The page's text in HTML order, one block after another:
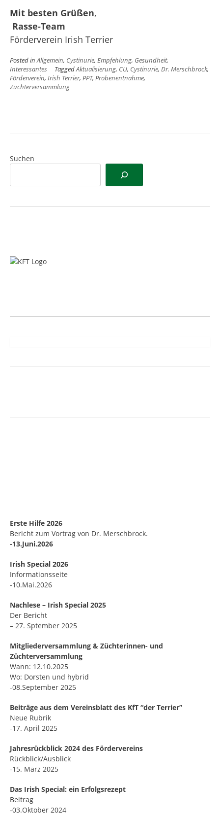
Mit besten Grüßen,
Rasse-Team
Förderverein Irish Terrier
Posted inAllgemein, Cystinurie, Empfehlung, Gesundheit,
Interessantes
TaggedAktualisierung, CU, Cystinurie, Dr. Merschbrock,
Förderverein, Irish Terrier, PPT, Probenentnahme,
Züchterversammlung
Suchen
Erste Hilfe 2026
Bericht zum Vortrag von Dr. Merschbrock.
-13.Juni.2026
Irish Special 2026
Informationsseite
-10.Mai.2026
Nachlese – Irish Special 2025
Der Bericht
– 27. Sptember 2025
Mitgliederversammlung & Züchterinnen- und
Züchterversammlung
Wann: 12.10.2025
Wo: Dorsten und hybrid
-08.September 2025
Beiträge aus dem Vereinsblatt des KfT “der Terrier”
Neue Rubrik
-17. April 2025
Jahresrückblick 2024 des Fördervereins
Rückblick/Ausblick
-15. März 2025
Das Irish Special: ein Erfolgsrezept
Beitrag
-03.Oktober 2024